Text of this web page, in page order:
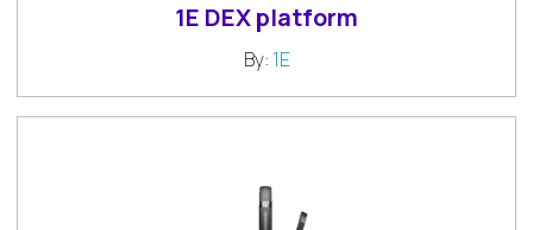
1E DEX platform
By: 1E